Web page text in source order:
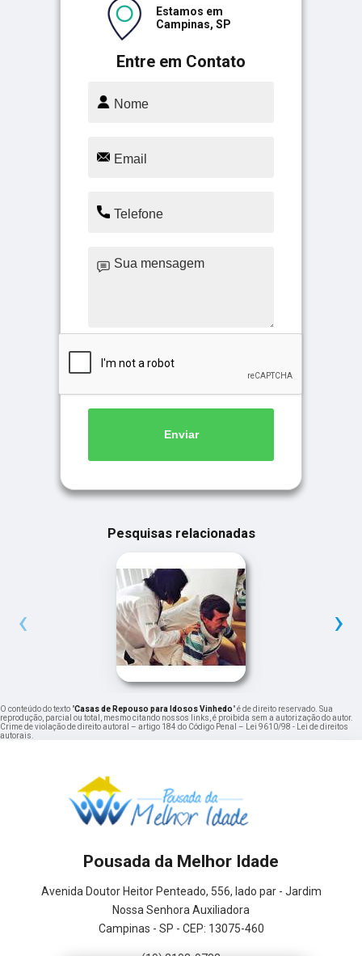
Entre em Contato
Estamos em
Campinas, SP
Enviar
Pesquisas relacionadas
‹ ›
O conteúdo do texto "Casas de Repouso para Idosos Vinhedo" é de direito reservado. Sua
reprodução, parcial ou total, mesmo citando nossos links, é proibida sem a autorização do autor.
Crime de violação de direito autoral – artigo 184 do Código Penal – Lei 9610/98 - Lei de direitos
autorais.
Pousada da Melhor Idade
Avenida Doutor Heitor Penteado, 556, lado par - Jardim
Nossa Senhora Auxiliadora
Campinas - SP - CEP: 13075-460